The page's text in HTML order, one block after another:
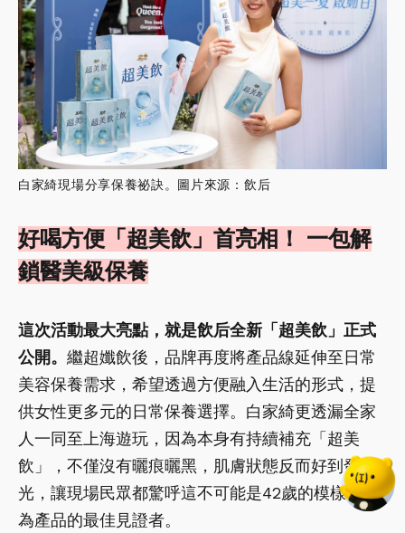
白家綺現場分享保養祕訣。圖片來源：飲后
好喝方便「超美飲」首亮相！ 一包解
鎖醫美級保養
這次活動最大亮點，就是飲后全新「超美飲」正式
公開。 繼超孅飲後，品牌再度將產品線延伸至日常
美容保養需求，希望透過方便融入生活的形式，提
供女性更多元的日常保養選擇。白家綺更透漏全家
人一同至上海遊玩，因為本身有持續補充「超美
飲」，不僅沒有曬痕曬黑，肌膚狀態反而好到發
光，讓現場民眾都驚呼這不可能是42歲的模樣，成
為產品的最佳見證者。